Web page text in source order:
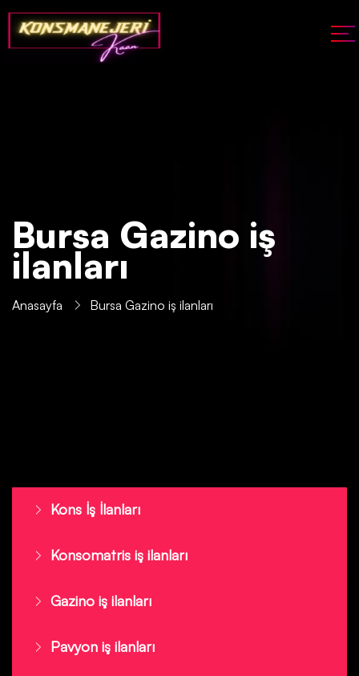
Bursa Gazino iş
ilanları
Anasayfa Bursa Gazino iş ilanları
Kons İş İlanları
Konsomatris iş ilanları
Gazino iş ilanları
Pavyon iş ilanları